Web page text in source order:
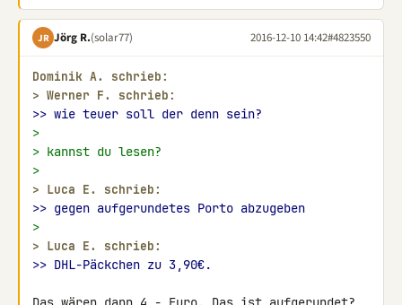
JR Jörg R.(solar77) 2016-12-10 14:42#4823550
Dominik A. schrieb:
> Werner F. schrieb:
>> wie teuer soll der denn sein?
>
> kannst du lesen?
>
> Luca E. schrieb:
>> gegen aufgerundetes Porto abzugeben
>
> Luca E. schrieb:
>> DHL-Päckchen zu 3,90€.